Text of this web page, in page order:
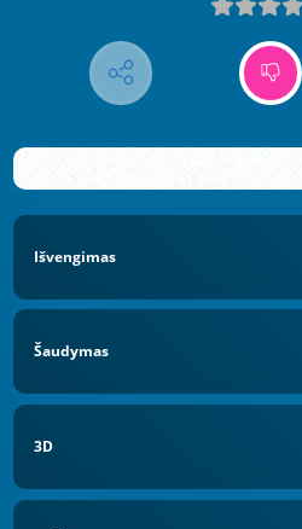
Išvengimas
Šaudymas
3D